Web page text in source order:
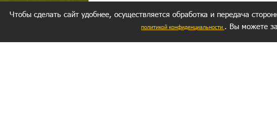
Чтобы сделать сайт удобнее, осуществляется обработка и передача
политикой конфиденциальности . Вы можете